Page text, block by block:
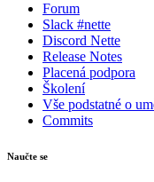
Forum
Slack #nette
Discord Nette
Release Notes
Placená podpora
Školení
Vše podstatné o
Commits
Naučte se